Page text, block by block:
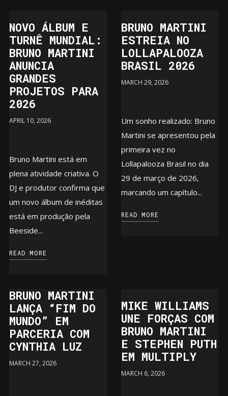
NOVO ÁLBUM E
TURNÊ MUNDIAL:
BRUNO MARTINI
ANUNCIA
GRANDES
PROJETOS PARA
2026
APRIL 10, 2026
Bruno Martini está em
plena atividade criativa. O
DJ e produtor confirma que
um novo álbum de inéditas
está em produção pela
Beeside...
READ MORE
BRUNO MARTINI
ESTREIA NO
LOLLAPALOOZA
BRASIL 2026
MARCH 29, 2026
Um sonho realizado: Bruno
Martini se apresentou pela
primeira vez no
Lollapalooza Brasil no dia
29 de março de 2026,
marcando um capítulo...
READ MORE
BRUNO MARTINI
LANÇA “FIM DO
MUNDO” EM
PARCERIA COM
CYNTHIA LUZ
MARCH 27, 2026
MIKE WILLIAMS
UNE FORÇAS COM
BRUNO MARTINI
E STEPHEN PUTH
EM MULTIPLY
MARCH 6, 2026